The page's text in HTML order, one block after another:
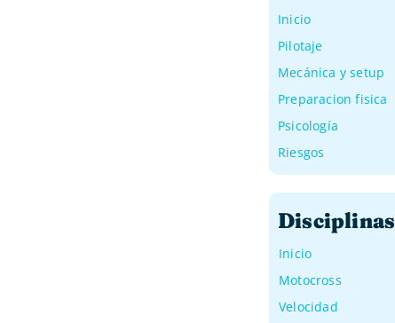
Inicio
Pilotaje
Mecánica y setup
Preparacion fisica
Psicología
Riesgos
Disciplinas
Inicio
Motocross
Velocidad